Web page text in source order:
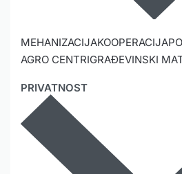
MEHANIZACIJAKOOPERACIJA
AGRO CENTRIGRAĐEVINSKI
PRIVATNOST